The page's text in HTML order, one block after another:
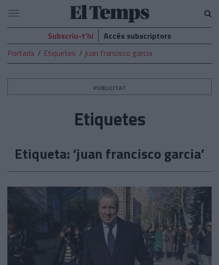
El
Temps
Navegació
Subscriu-t’hi
Accés subscriptors
Portada
Etiquetes juan francisco garcia
PUBLICITAT
Etiquetes
Etiqueta: ‘juan francisco garcia’